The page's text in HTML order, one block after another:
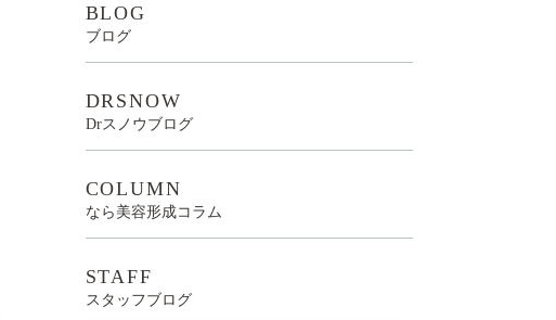
BLOG
ブログ
DRSNOW
Drスノウブログ
COLUMN
なら美容形成コラム
STAFF
スタッフブログ